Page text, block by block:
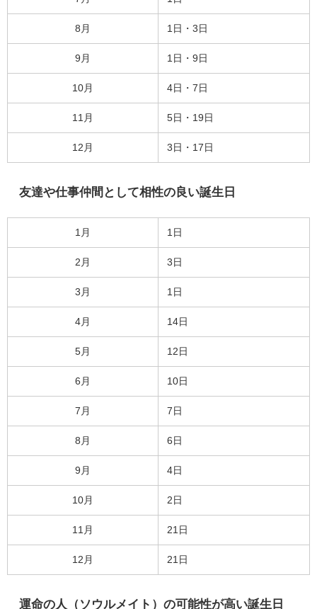
8月 1日・3日
9月 1日・9日
10月 4日・7日
11月 5日・19日
12月 3日・17日
友達や仕事仲間として相性の良い誕生日
1月 1日
2月 3日
3月 1日
4月 14日
5月 12日
6月 10日
7月 7日
8月 6日
9月 4日
10月 2日
11月 21日
12月 21日
運命の人（ソウルメイト）の可能性が高い誕生日